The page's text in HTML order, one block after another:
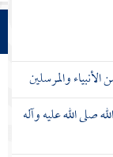
والمرسلين
صلى الله عليه وآله